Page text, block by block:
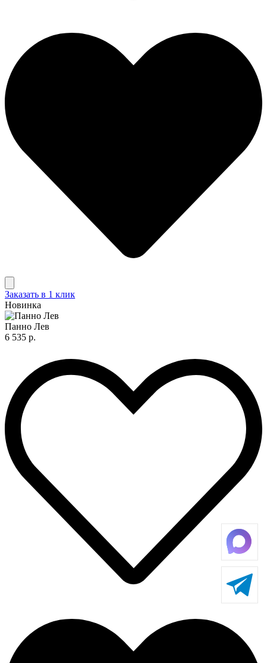
Заказать в 1 клик
Новинка
Панно Лев
6 535 р.